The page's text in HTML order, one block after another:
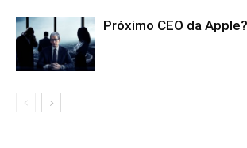
Próximo CEO da